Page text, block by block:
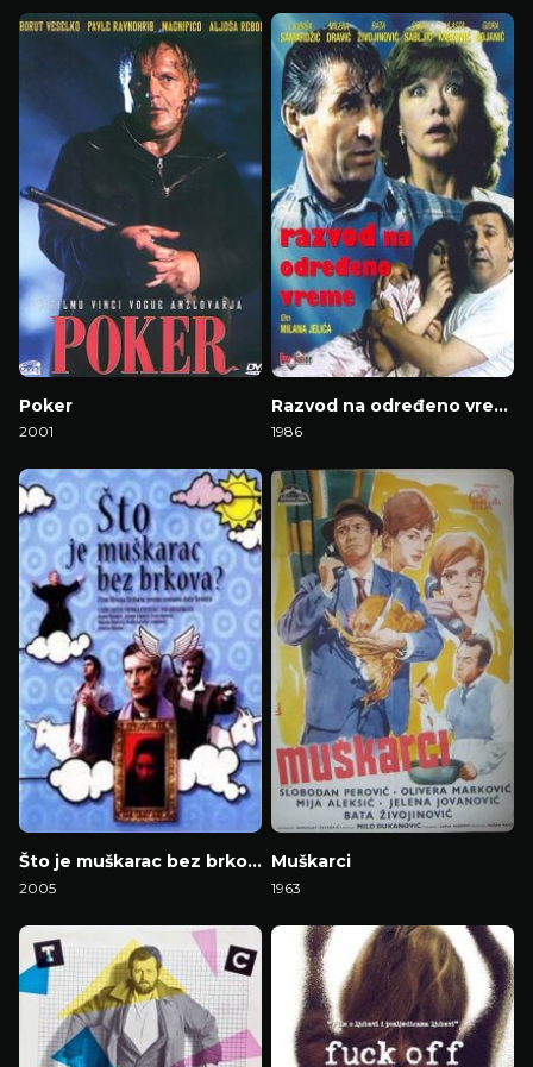
Poker
2001
Razvod na određeno vreme
1986
Što je muškarac bez brkova?
2005
Muškarci
1963